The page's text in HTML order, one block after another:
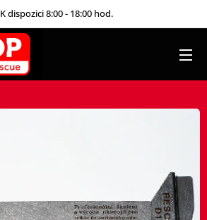
K dispozici 8:00 - 18:00 hod.